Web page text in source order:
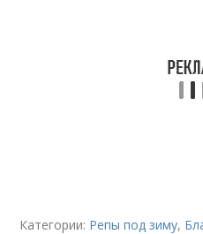
Категории: Репы под зиму,